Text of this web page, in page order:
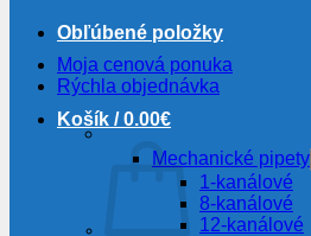
Obľúbené položky
Moja cenová ponuka
Rýchla objednávka
Košík /0.00€
Mechanické pipety
1-kanálové
8-kanálové
12-kanálové